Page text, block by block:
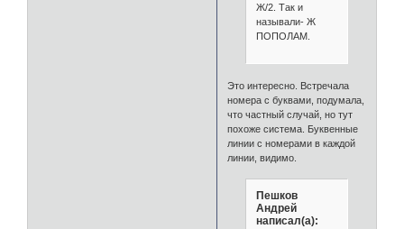
Ж/2. Так и
называли- Ж
ПОПОЛАМ.
Это интересно. Встречала
номера с буквами, подумала,
что частный случай, но тут
похоже система. Буквенные
линии с номерами в каждой
линии, видимо.
Пешков
Андрей
написал(а):